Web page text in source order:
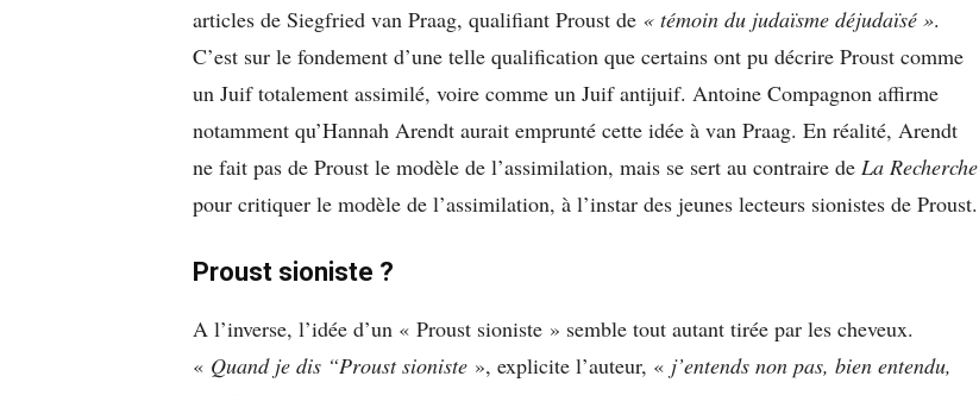
articles de Siegfried van Praag, qualifiant Proust de « témoin du judaïsme déjudaïsé ».
C’est sur le fondement d’une telle qualification que certains ont pu décrire Proust comme
un Juif totalement assimilé, voire comme un Juif antijuif. Antoine Compagnon affirme
notamment qu’Hannah Arendt aurait emprunté cette idée à van Praag. En réalité, Arendt
ne fait pas de Proust le modèle de l’assimilation, mais se sert au contraire de La Recherche
pour critiquer le modèle de l’assimilation, à l’instar des jeunes lecteurs sionistes de Proust.
Proust sioniste ?
A l’inverse, l’idée d’un « Proust sioniste » semble tout autant tirée par les cheveux.
« Quand je dis “Proust sioniste », explicite l’auteur, « j’entends non pas, bien entendu,